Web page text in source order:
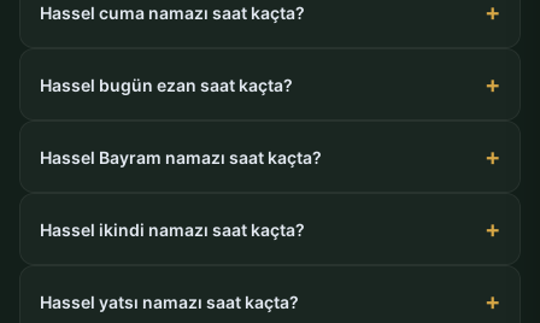
Hassel cuma namazı saat kaçta?
Hassel bugün ezan saat kaçta?
Hassel Bayram namazı saat kaçta?
Hassel ikindi namazı saat kaçta?
Hassel yatsı namazı saat kaçta?